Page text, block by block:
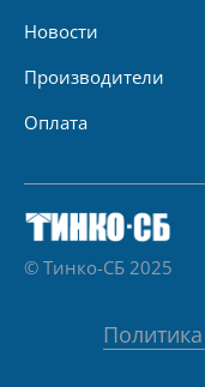
Новости
Производители
Оплата
© Тинко-СБ 2025